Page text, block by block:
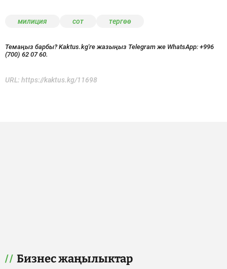
милиция сот тергөө
Темаңыз барбы? Kaktus.kg'ге жазыңыз Telegram же WhatsApp: +996
(700) 62 07 60.
URL: https://kaktus.kg/11698
Бизнес жаңылыктар